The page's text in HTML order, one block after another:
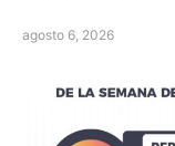
agosto 6, 2026